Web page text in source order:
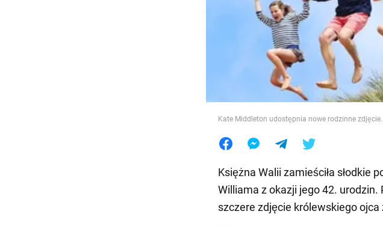
Jedzenie
Kate Middleton udostępnia nowe rodzinne
Księżna Walii zamieściła słodkie
Williama z okazji jego 42. urodzin.
szczere zdjęcie królewskiego ojca